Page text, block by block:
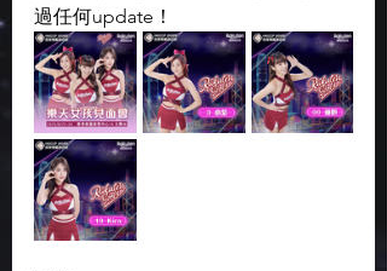
過任何update！